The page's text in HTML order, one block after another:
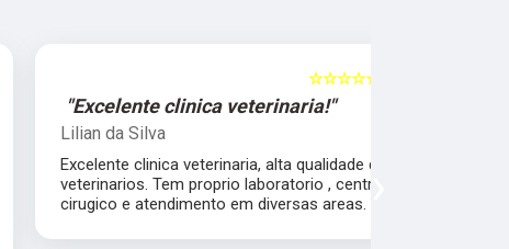
5
☆☆☆☆☆
"Excelente clinica veterinaria!"
Lilian da Silva
Excelente clinica veterinaria, alta qualidade dos
veterinarios. Tem proprio laboratorio , centro
cirugico e atendimento em diversas areas.